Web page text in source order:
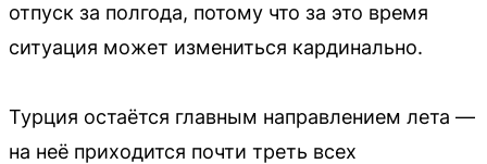
отпуск за полгода, потому что за это время
ситуация может измениться кардинально.
Турция остаётся главным направлением лета —
на неё приходится почти треть всех